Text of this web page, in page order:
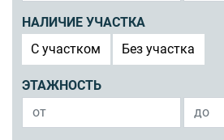
НАЛИЧИЕ УЧАСТКА
C участком
Без участка
ЭТАЖНОСТЬ